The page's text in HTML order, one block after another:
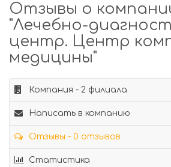
Отзывы о
"Лечебно-
центр. Центр
медицины"
Компания - 2 филиала
Написать в компанию
Отзывы - 0 отзывов
Статистика